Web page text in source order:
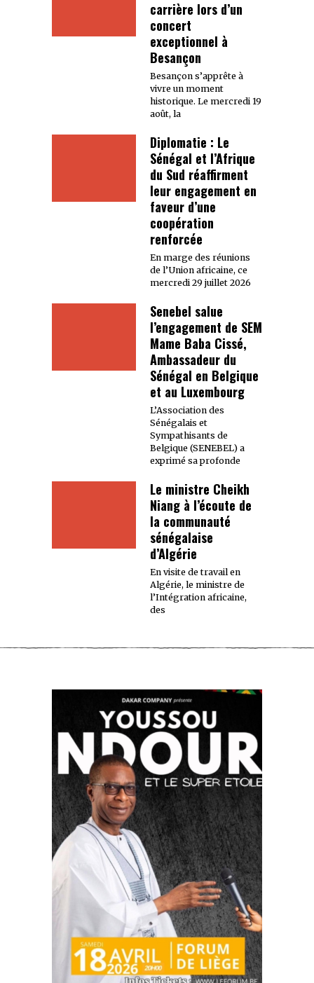
carrière lors d’un
concert
exceptionnel à
Besançon
Besançon s’apprête à
vivre un moment
historique. Le mercredi 19
août, la
Diplomatie : Le
Sénégal et l’Afrique
du Sud réaffirment
leur engagement en
faveur d’une
coopération
renforcée
En marge des réunions
de l’Union africaine, ce
mercredi 29 juillet 2026
Senebel salue
l’engagement de SEM
Mame Baba Cissé,
Ambassadeur du
Sénégal en Belgique
et au Luxembourg
L’Association des
Sénégalais et
Sympathisants de
Belgique (SENEBEL) a
exprimé sa profonde
Le ministre Cheikh
Niang à l’écoute de
la communauté
sénégalaise
d’Algérie
En visite de travail en
Algérie, le ministre de
l’Intégration africaine,
des